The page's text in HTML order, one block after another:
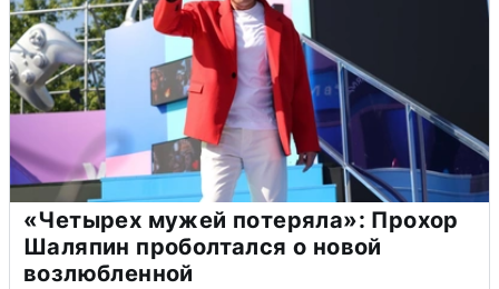
«Четырех мужей потеряла»: Прохор
Шаляпин проболтался о новой
возлюбленной